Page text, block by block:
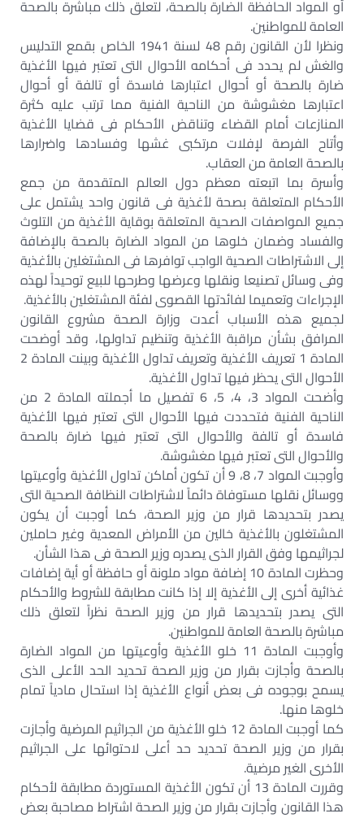
أو المواد الحافظة الضارة بالصحة، لتعلق ذلك مباشرة بالصحة
العامة للمواطنين.
ونظرا لأن القانون رقم 48 لسنة 1941 الخاص بقمع التدليس
والغش لم يحدد فى أحكامه الأحوال التى تعتبر فيها الأغذية
ضارة بالصحة أو أحوال اعتبارها فاسدة أو تالفة أو أحوال
اعتبارها مغشوشة من الناحية الفنية مما ترتب عليه كثرة
المنازعات أمام القضاء وتناقض الأحكام فى قضايا الأغذية
وأتاح الفرصة لإفلات مرتكبى غشها وفسادها واضرارها
بالصحة العامة من العقاب.
وأسرة بما اتبعته معظم دول العالم المتقدمة من جمع
الأحكام المتعلقة بصحة لأغذية فى قانون واحد يشتمل على
جميع المواصفات الصحية المتعلقة بوقاية الأغذية من التلوث
والفساد وضمان خلوها من المواد الضارة بالصحة بالإضافة
إلى الاشتراطات الصحية الواجب توافرها فى المشتغلين بالأغذية
وفى وسائل تصنيعا ونقلها وعرضها وطرحها للبيع توحيداً لهذه
الإجراءات وتعميما لفائدتها القصوى لفئة المشتغلين بالأغذية.
لجميع هذه الأسباب أعدت وزارة الصحة مشروع القانون
المرافق بشأن مراقبة الأغذية وتنظيم تداولها، وقد أوضحت
المادة 1 تعريف الأغذية وتعريف تداول الأغذية وبينت المادة 2
الأحوال التى يحظر فيها تداول الأغذية.
وأضحت المواد 3، 4، 5، 6 تفصيل ما أجملته المادة 2 من
الناحية الفنية فتحددت فيها الأحوال التى تعتبر فيها الأغذية
فاسدة أو تالفة والأحوال التى تعتبر فيها ضارة بالصحة
والأحوال التى تعتبر فيها مغشوشة.
وأوجبت المواد 7، 8، 9 أن تكون أماكن تداول الأغذية وأوعيتها
ووسائل نقلها مستوفاة دائماً لاشتراطات النظافة الصحية التى
يصدر بتحديدها قرار من وزير الصحة، كما أوجبت أن يكون
المشتغلون بالأغذية خالين من الأمراض المعدية وغير حاملين
لجراثيمها وفق القرار الذى يصدره وزير الصحة فى هذا الشأن.
وحظرت المادة 10 إضافة مواد ملونة أو حافظة أو أية إضافات
غذائية أخرى إلى الأغذية إلا إذا كانت مطابقة للشروط والأحكام
التى يصدر بتحديدها قرار من وزير الصحة نظراً لتعلق ذلك
مباشرة بالصحة العامة للمواطنين.
وأوجبت المادة 11 خلو الأغذية وأوعيتها من المواد الضارة
بالصحة وأجازت بقرار من وزير الصحة تحديد الحد الأعلى الذى
يسمح بوجوده فى بعض أنواع الأغذية إذا استحال مادياً تمام
خلوها منها.
كما أوجبت المادة 12 خلو الأغذية من الجراثيم المرضية وأجازت
بقرار من وزير الصحة تحديد حد أعلى لاحتوائها على الجراثيم
الأخرى الغير مرضية.
وقررت المادة 13 أن تكون الأغذية المستوردة مطابقة لأحكام
هذا القانون وأجازت بقرار من وزير الصحة اشتراط مصاحبة بعض